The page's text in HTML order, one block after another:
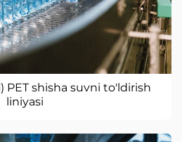
PET shisha suvni to'ldirish
liniyasi